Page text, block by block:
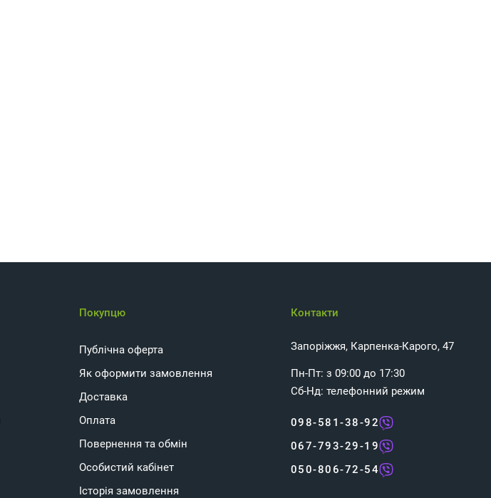
Покупцю
Публічна оферта
Як оформити замовлення
Доставка
Оплата
Повернення та обмін
Особистий кабінет
Історія замовлення
Контакти
Запоріжжя, Карпенка-Карого, 47
Пн-Пт: з 09:00 до 17:30
Сб-Нд: телефонний режим
098-581-38-92
067-793-29-19
050-806-72-54